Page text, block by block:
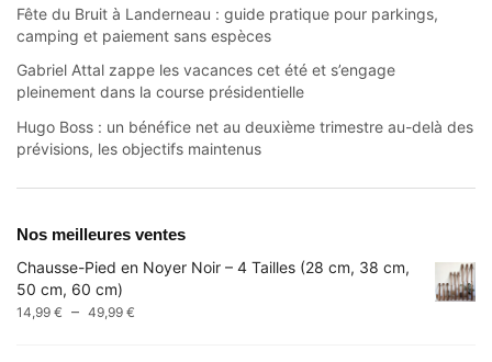
Fête du Bruit à Landerneau : guide pratique pour parkings,
camping et paiement sans espèces
Gabriel Attal zappe les vacances cet été et s’engage
pleinement dans la course présidentielle
Hugo Boss : un bénéfice net au deuxième trimestre au-delà des
prévisions, les objectifs maintenus
Nos meilleures ventes
Chausse-Pied en Noyer Noir – 4 Tailles (28 cm, 38 cm,
50 cm, 60 cm)
14,99 € – 49,99 €